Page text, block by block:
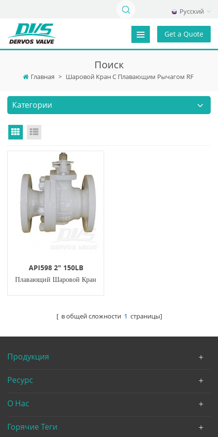
Русский
Get a Quote
Поиск
Главная > Шаровой Кран С Плавающим Рычагом RF
Категории
Grid View
API598 2" 150LB
Плавающий Шаровой Кран
[ в общей сложности 1 страницы]
Продукция
Ресурс
О Нас
Горячие Теги